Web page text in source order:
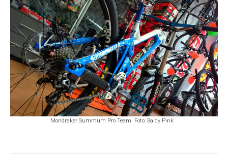
Mondraker Summum Pro Team. Foto: Baldy Pink